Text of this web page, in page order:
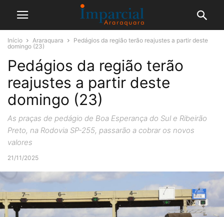
Início Araraquara
Pedágios da região terão reajustes a partir deste
domingo (23)
Pedágios da região terão
reajustes a partir deste
domingo (23)
As praças de pedágio de Boa Esperança do Sul e Ribeirão
Preto, na Rodovia SP-255, passarão a cobrar os novos
valores
21/11/2025